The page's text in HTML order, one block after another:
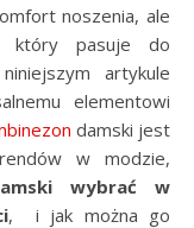
noszenia, ale
który pasuje do
artykule
elementowi
damski jest
w modzie,
wybrać w
, i jak można go